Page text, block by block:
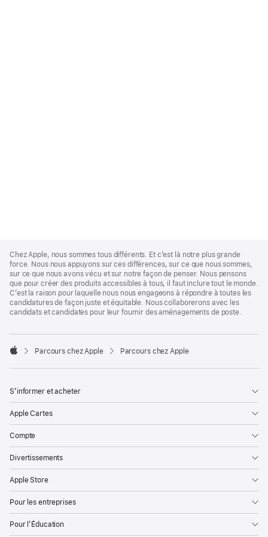
Footer
Chez Apple, nous sommes tous différents. Et c’est là notre plus grande
force. Nous nous appuyons sur ces différences, sur ce que nous sommes,
sur ce que nous avons vécu et sur notre façon de penser. Nous pensons
que pour créer des produits accessibles à tous, il faut inclure tout le monde.
C’est la raison pour laquelle nous nous engageons à répondre à toutes les
candidatures de façon juste et équitable. Nous collaborerons avec les
candidats et candidates pour leur fournir des aménagements de poste.

Parcours chez Apple Parcours chez Apple
S’informer et acheter
Apple Cartes
Compte
Divertissements
Apple Store
Pour les entreprises
Pour l’Éducation